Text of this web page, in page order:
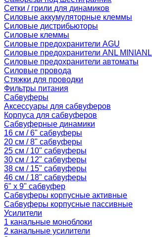
Сетки / грили для динамиков
Силовые аккумуляторные клеммы
Силовые дистрибьюторы
Силовые клеммы
Силовые предохранители AGU
Силовые предохранители ANL MINIANL
Силовые предохранители автоматы
Силовые провода
Стяжки для проводки
Фильтры питания
Сабвуферы
Аксессуары для сабвуферов
Корпуса для сабвуферов
Сабвуферные динамики
16 см / 6" сабвуферы
20 см / 8" сабвуферы
25 см / 10" сабвуферы
30 см / 12" сабвуферы
38 см / 15" сабвуферы
46 см / 18" сабвуферы
6" x 9" сабвуфер
Сабвуферы корпусные активные
Сабвуферы корпусные пассивные
Усилители
1 канальные моноблоки
2 канальные усилители